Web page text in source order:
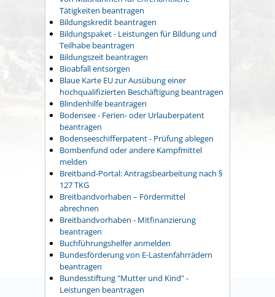
Tätigkeiten beantragen
Bildungskredit beantragen
Bildungspaket - Leistungen für Bildung und
Teilhabe beantragen
Bildungszeit beantragen
Bioabfall entsorgen
Blaue Karte EU zur Ausübung einer
hochqualifizierten Beschäftigung beantragen
Blindenhilfe beantragen
Bodensee - Ferien- oder Urlauberpatent
beantragen
Bodenseeschifferpatent - Prüfung ablegen
Bombenfund oder andere Kampfmittel
melden
Breitband-Portal: Antragsbearbeitung nach §
127 TKG
Breitbandvorhaben – Fördermittel
abrechnen
Breitbandvorhaben - Mitfinanzierung
beantragen
Buchführungshelfer anmelden
Bundesförderung von E-Lastenfahrrädern
beantragen
Bundesstiftung "Mutter und Kind" -
Leistungen beantragen